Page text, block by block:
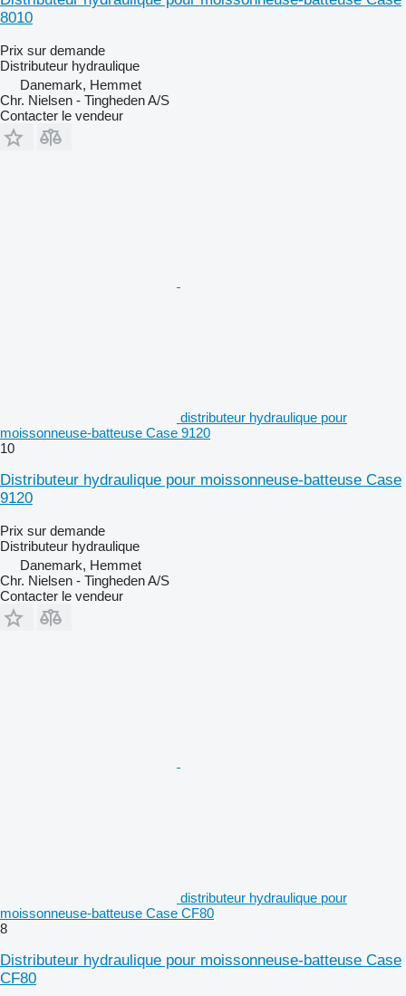
8010
Prix sur demande
Distributeur hydraulique
Danemark, Hemmet
Chr. Nielsen - Tingheden A/S
Contacter le vendeur
distributeur hydraulique pour
moissonneuse-batteuse Case 9120
10
Distributeur hydraulique pour moissonneuse-batteuse Case
9120
Prix sur demande
Distributeur hydraulique
Danemark, Hemmet
Chr. Nielsen - Tingheden A/S
Contacter le vendeur
distributeur hydraulique pour
moissonneuse-batteuse Case CF80
8
Distributeur hydraulique pour moissonneuse-batteuse Case
CF80